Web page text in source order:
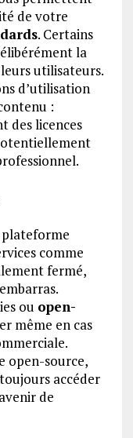
de votre
. Certains
la
utilisateurs.
d’utilisation
:
des licences
comme
fermé,
ou open-
même en cas
open-source,
accéder
de